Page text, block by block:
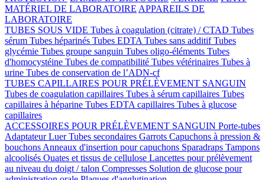
MATÉRIEL DE LABORATOIRE APPAREILS DE
LABORATOIRE
TUBES SOUS VIDE Tubes à coagulation (citrate) / CTAD Tubes
sérum Tubes héparinés Tubes EDTA Tubes sans additifTubes
glycémie Tubes groupe sanguin Tubes oligo-éléments Tubes
d'homocystéine Tubes de compatibilité Tubes vétérinaires Tubes à
urine Tubes de conservation de l’ADN-cf
TUBES CAPILLAIRES POUR PRÉLÈVEMENT SANGUIN
Tubes de coagulation capillaires Tubes à sérum capillaires Tubes
capillaires à héparine Tubes EDTA capillaires Tubes à glucose
capillaires
ACCESSOIRES POUR PRÉLÈVEMENT SANGUIN Porte-tubes
Adaptateur LuerTubes secondaires Garrots Capuchons à pression &
bouchons Anneaux d'insertion pour capuchons Sparadraps Tampons
alcoolisés Ouates et tissus de cellulose Lancettes pour prélèvement
au niveau du doigt / talon Compresses Solution de glucose pour